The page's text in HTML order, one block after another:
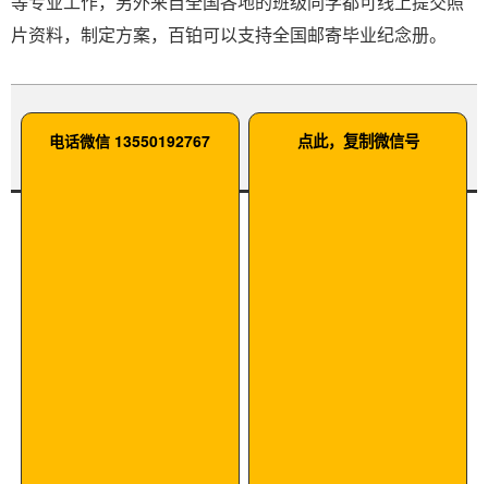
片资料，制定方案，百铂可以支持全国邮寄毕业纪念册。
电话微信 13550192767 点此，复制微信号